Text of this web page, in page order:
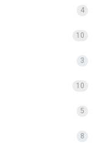
4
10
3
10
5
8